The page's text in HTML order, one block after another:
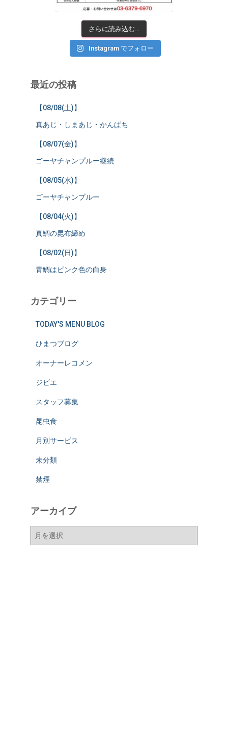
さらに読み込む...
Instagram でフォロー
最近の投稿
【08/08(土)】
真あじ・しまあじ・かんぱち
【08/07(金)】
ゴーヤチャンプルー継続
【08/05(水)】
ゴーヤチャンプルー
【08/04(火)】
真鯛の昆布締め
【08/02(日)】
青鯛はピンク色の白身
カテゴリー
TODAY'S MENU BLOG
ひまつブログ
オーナーレコメン
ジビエ
スタッフ募集
昆虫食
月別サービス
未分類
禁煙
アーカイブ
ア